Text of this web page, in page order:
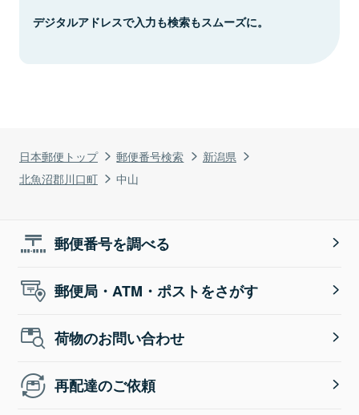
日本郵便トップ 郵便番号検索
新潟県
北魚沼郡川口町
中山
デジタルアドレスで入力も検索もスムーズに。
郵便番号を調べる
郵便局・ATM・ポストをさがす
荷物のお問い合わせ
再配達のご依頼